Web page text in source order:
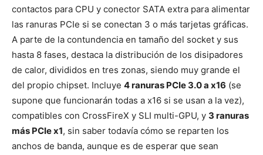
contactos para CPU y conector SATA extra para alimentar
las ranuras PCIe si se conectan 3 o más tarjetas gráficas.
A parte de la contundencia en tamaño del socket y sus
hasta 8 fases, destaca la distribución de los disipadores
de calor, divididos en tres zonas, siendo muy grande el
del propio chipset. Incluye 4 ranuras PCIe 3.0 a x16 (se
supone que funcionarán todas a x16 si se usan a la vez),
compatibles con CrossFireX y SLI multi-GPU, y 3 ranuras
más PCIe x1, sin saber todavía cómo se reparten los
anchos de banda, aunque es de esperar que sean